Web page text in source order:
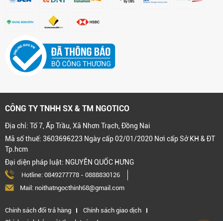
CÔNG TY TNHH SX & TM NGOTICO
Địa chỉ: Tổ 7, Ấp Trầu, Xã Nhơn Trạch, Đồng Nai
Mã số thuế: 3603696223 Ngày cấp 02/01/2020 Nơi cấp Sở KH & ĐT
Tp.hcm
Đại diện pháp luật: NGUYỄN QUỐC HƯNG
Hotline: 0849277778 - 0888830126
Mail: noithatngocthinh68@gmail.com
Chính sách đổi trả hàng
Chính sách giao dịch